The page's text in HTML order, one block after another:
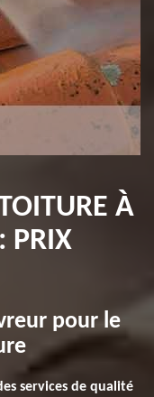
À
PRIX
pour le
services de qualité